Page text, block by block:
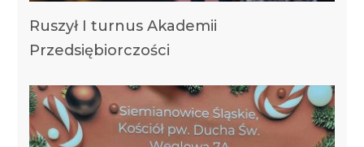
Ruszył I turnus Akademii
Przedsiębiorczości